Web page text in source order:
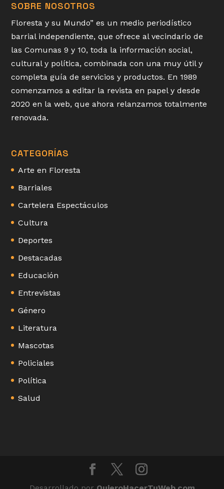
SOBRE NOSOTROS
Floresta y su Mundo” es un medio periodístico
barrial independiente, que ofrece al vecindario de
las Comunas 9 y 10, toda la información social,
cultural y política, combinada con una muy útil y
completa guía de servicios y productos. En 1989
comenzamos a editar la revista en papel y desde
2020 en la web, que ahora relanzamos totalmente
renovada.
CATEGORÍAS
Arte en Floresta
Barriales
Cartelera Espectáculos
Cultura
Deportes
Destacadas
Educación
Entrevistas
Género
Literatura
Mascotas
Policiales
Política
Salud